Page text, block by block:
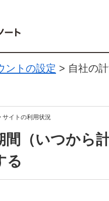
ントの設定 > 自社の
サイトの利用状況
間（いつから
る